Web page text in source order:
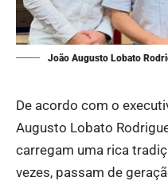
João Augusto Lobato
De acordo com o
Augusto Lobato
carregam uma rica
vezes, passam de